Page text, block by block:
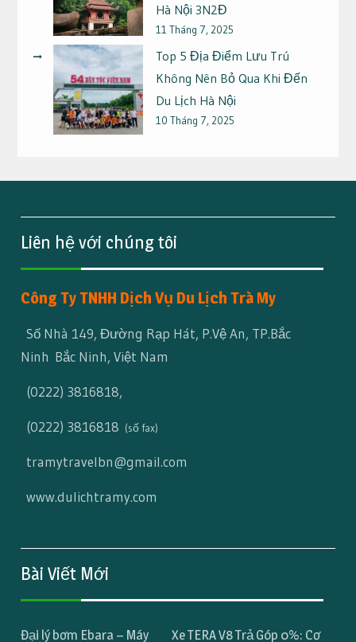
Hà Nội 3N2Đ
11 Tháng 7, 2025
Top 5 Địa Điểm Lưu Trú
Không Nên Bỏ Qua Khi Đến
Du Lịch Hà Nội
10 Tháng 7, 2025
Liên hệ với chúng tôi
Công Ty TNHH Dịch Vụ Du Lịch Trà My
Số Nhà 149, Đường Rạp Hát, P.Vệ An, TP.Bắc
Ninh Bắc Ninh, Việt Nam
(0222) 3816818,
(0222) 3816818 (số fax)
tramytravelbn@gmail.com
www.dulichtramy.com
Bài Viết Mới
Đại lý bơm Ebara – Máy Xe TERA V8 Trả Góp 0%: Cơ